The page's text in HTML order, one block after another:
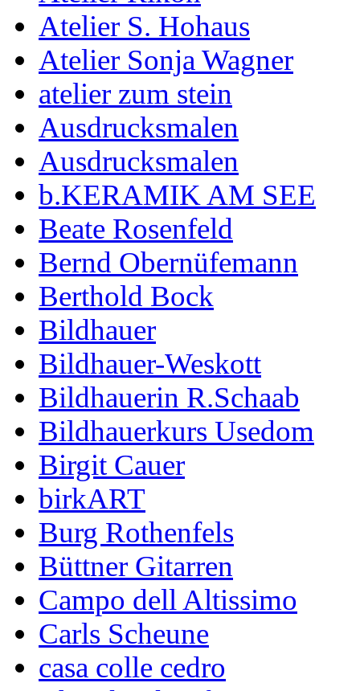
Atelier S. Hohaus
Atelier Sonja Wagner
atelier zum stein
Ausdrucksmalen
Ausdrucksmalen
b.KERAMIK AM SEE
Beate Rosenfeld
Bernd Obernüfemann
Berthold Bock
Bildhauer
Bildhauer-Weskott
Bildhauerin R.Schaab
Bildhauerkurs Usedom
Birgit Cauer
birkART
Burg Rothenfels
Büttner Gitarren
Campo dell Altissimo
Carls Scheune
casa colle cedro